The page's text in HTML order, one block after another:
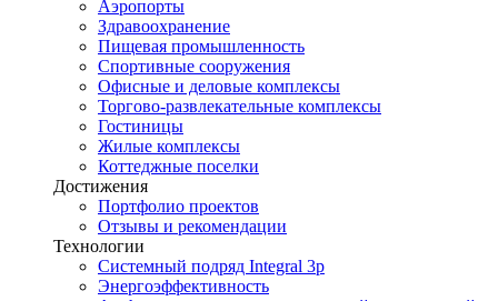
Аэропорты
Здравоохранение
Пищевая промышленность
Спортивные сооружения
Офисные и деловые комплексы
Торгово-развлекательные комплексы
Гостиницы
Жилые комплексы
Коттеджные поселки
Достижения
Портфолио проектов
Отзывы и рекомендации
Технологии
Системный подряд Integral 3p
Энергоэффективность